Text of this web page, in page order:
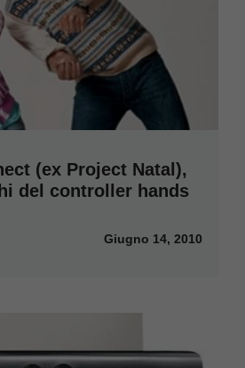
(ex Project Natal),
del controller hands
Giugno 14, 2010